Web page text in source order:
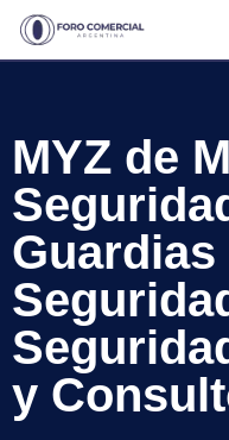
Skip
MYZ de
Guardias
y